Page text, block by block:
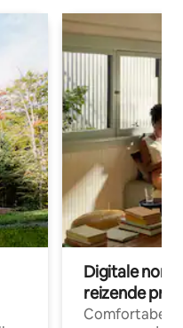
Digitale
reizende
Comfortabele